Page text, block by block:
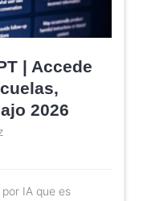
| Accede
2026
IA que es